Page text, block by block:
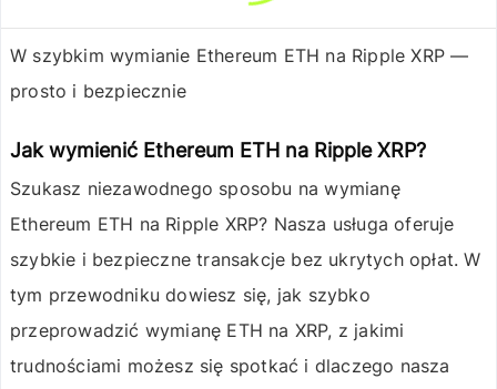
W szybkim wymianie Ethereum ETH na Ripple XRP —
prosto i bezpiecznie
Jak wymienić Ethereum ETH na Ripple XRP?
Szukasz niezawodnego sposobu na wymianę
Ethereum ETH na Ripple XRP? Nasza usługa oferuje
szybkie i bezpieczne transakcje bez ukrytych opłat. W
tym przewodniku dowiesz się, jak szybko
przeprowadzić wymianę ETH na XRP, z jakimi
trudnościami możesz się spotkać i dlaczego nasza